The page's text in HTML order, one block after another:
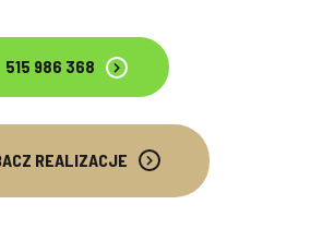
515 986 368
REALIZACJE